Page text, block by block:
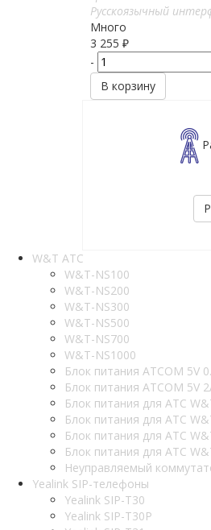
Русскоязычный
Много
3 255 ₽
-
В корзину
W&T АТС
W&T-NS100
W&T-NS200
W&T-NS300
W&T-NS500
W&T-NS700
W&T-NS1000
Блок питания ATCOM 5V
Блок питания ATCOM 5V
Блок питания для АТС
Блок питания для АТС
Блок питания для АТС
Блок питания для АТС
Неуправляемый
Yealink SIP-телефоны
Yealink SIP-T30
Yealink SIP-T30P